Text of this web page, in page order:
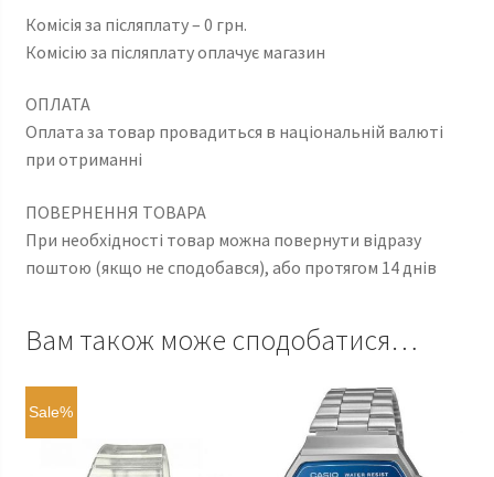
Комісія за післяплату – 0 грн.
Комісію за післяплату оплачує магазин
ОПЛАТА
Оплата за товар провадиться в національній валюті
при отриманні
ПОВЕРНЕННЯ ТОВАРА
При необхідності товар можна повернути відразу
поштою (якщо не сподобався), або протягом 14 днів
Вам також може сподобатися…
Sale%